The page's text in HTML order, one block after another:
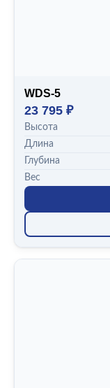
820 мм
ГЛУБИНА
22 мм
ВЕС
3,4 кг
WDS-5
23 795 ₽
Высота
Длина
Глубина
Вес